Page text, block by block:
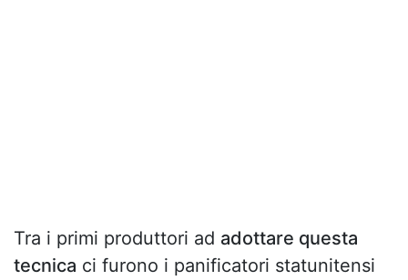
Tra i primi produttori ad adottare questa
tecnica ci furono i panificatori statunitensi